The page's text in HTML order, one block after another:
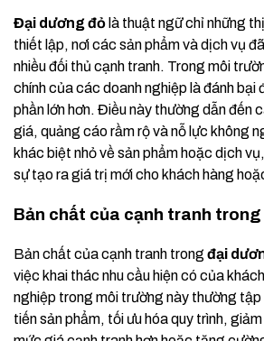
Đại dương đỏ là thuật ngữ chỉ những
thiết lập, nơi các sản phẩm và dịch vụ
nhiều đối thủ cạnh tranh. Trong môi
chính của các doanh nghiệp là đánh bại
phần lớn hơn. Điều này thường dẫn đến
giá, quảng cáo rầm rộ và nỗ lực không
khác biệt nhỏ về sản phẩm hoặc dịch
sự tạo ra giá trị mới cho khách hàng
Bản chất của cạnh tranh
Bản chất của cạnh tranh trong đại
việc khai thác nhu cầu hiện có của
nghiệp trong môi trường này thường
tiến sản phẩm, tối ưu hóa quy trình,